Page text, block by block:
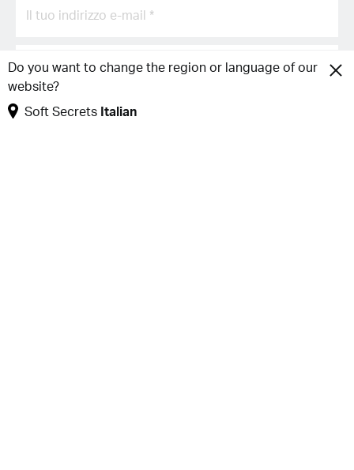
Do you want to change the region or language of our
website?
Soft Secrets Italian
Iscriviti